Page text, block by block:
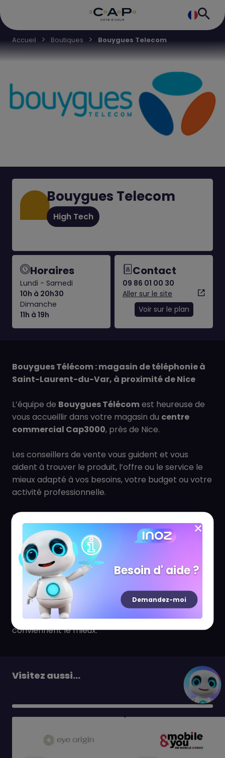
Accueil Boutiques Bouygues Telecom
Bouygues Telecom
High Tech
Horaires
Lundi - Samedi
10h à 20h30
Dimanche
11h à 19h
Contact
09 86 01 00 30
Aller sur le site
Voir sur le plan
Bouygues Télécom : magasin de téléphonie à
Saint-Laurent-du-Var, à proximité de Nice
L’équipe de Bouygues Télécomest heureuse de
vous accueillir dans votre magasin du centre
commercial Cap3000, près de Nice.
Les conseillers de vente vous guident et vous
aident à trouver le produit, l’offre ou le service le
mieux adapté à vos besoins, votre budget ou votre
activité professionnelle.
Pour tous ceux qui utilisent régulièrement leur
portable, le forfait est la solution permettant de
bénéficier d'un prix à la minute attractif, de
profiter de plus de services et d'acquérir un
portable à un prix préférentiel.
Notre équipeBouygues Télécomà Nice est à
votre disposition pour vous permettre de
sélectionner le Forfait et les services qui vous
conviennent le mieux.
Visitez aussi...
Besoin d' aide ?
Demandez-moi